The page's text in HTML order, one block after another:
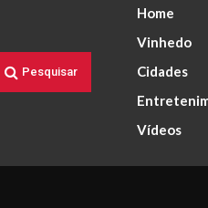
Pesquisar
Home
Vinhedo
Cidades
Vídeos